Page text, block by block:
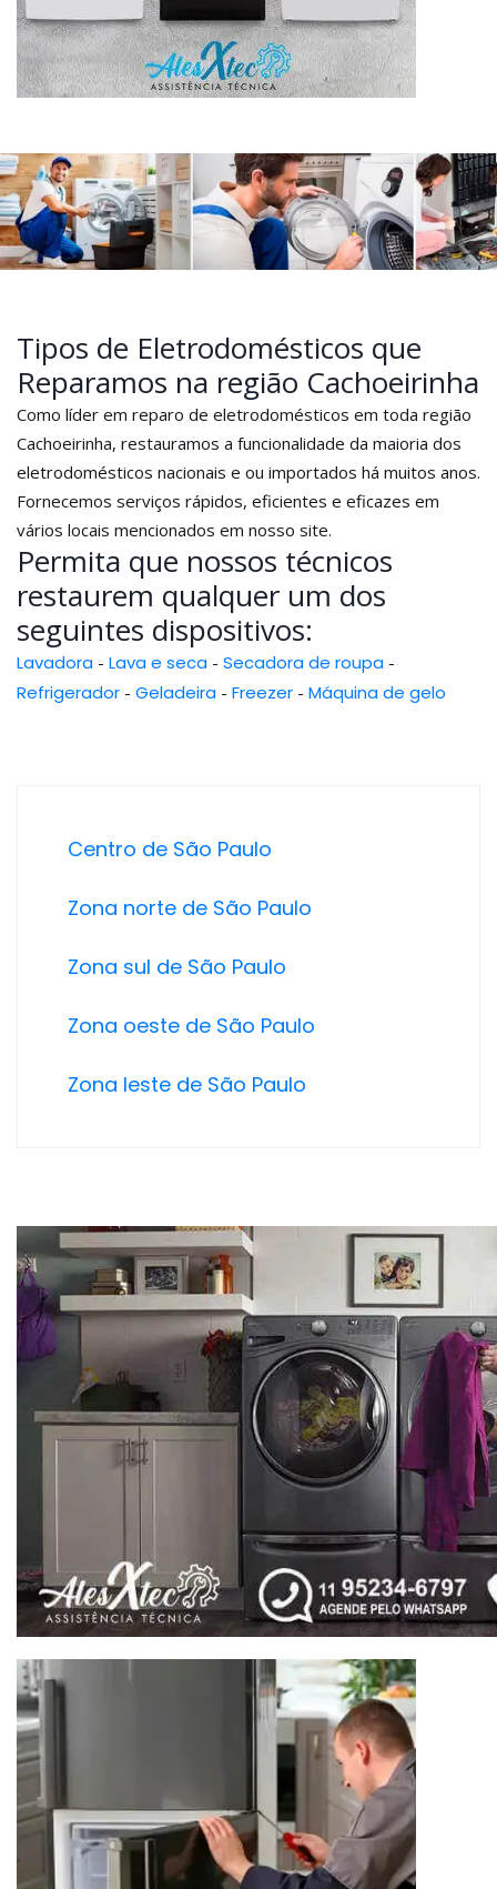
Tipos de Eletrodomésticos que
Reparamos na região Cachoeirinha
Como líder em reparo de eletrodomésticos em toda região
Cachoeirinha, restauramos a funcionalidade da maioria dos
eletrodomésticos nacionais e ou importados há muitos anos.
Fornecemos serviços rápidos, eficientes e eficazes em
vários locais mencionados em nosso site.
Permita que nossos técnicos
restaurem qualquer um dos
seguintes dispositivos:
Lavadora - Lava e seca - Secadora de roupa -
Refrigerador - Geladeira - Freezer - Máquina de gelo
Centro de São Paulo
Zona norte de São Paulo
Zona sul de São Paulo
Zona oeste de São Paulo
Zona leste de São Paulo